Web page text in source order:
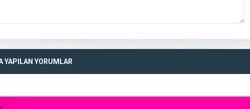
YAPILAN YORUMLAR